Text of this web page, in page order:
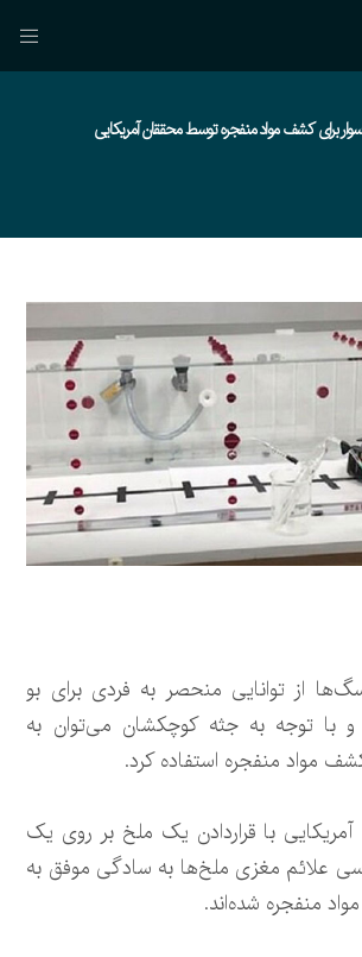
برای کشف مواد منفجره توسط محققان آمریکایی
از توانایی منحصر به فردی برای بو
و با توجه به جثه کوچکشان می‌توان به
کشف مواد منفجره استفاده کرد.
با قراردادن یک ملخ بر روی یک
علائم مغزی ملخ‌ها به سادگی موفق به
منفجره شده‌اند.